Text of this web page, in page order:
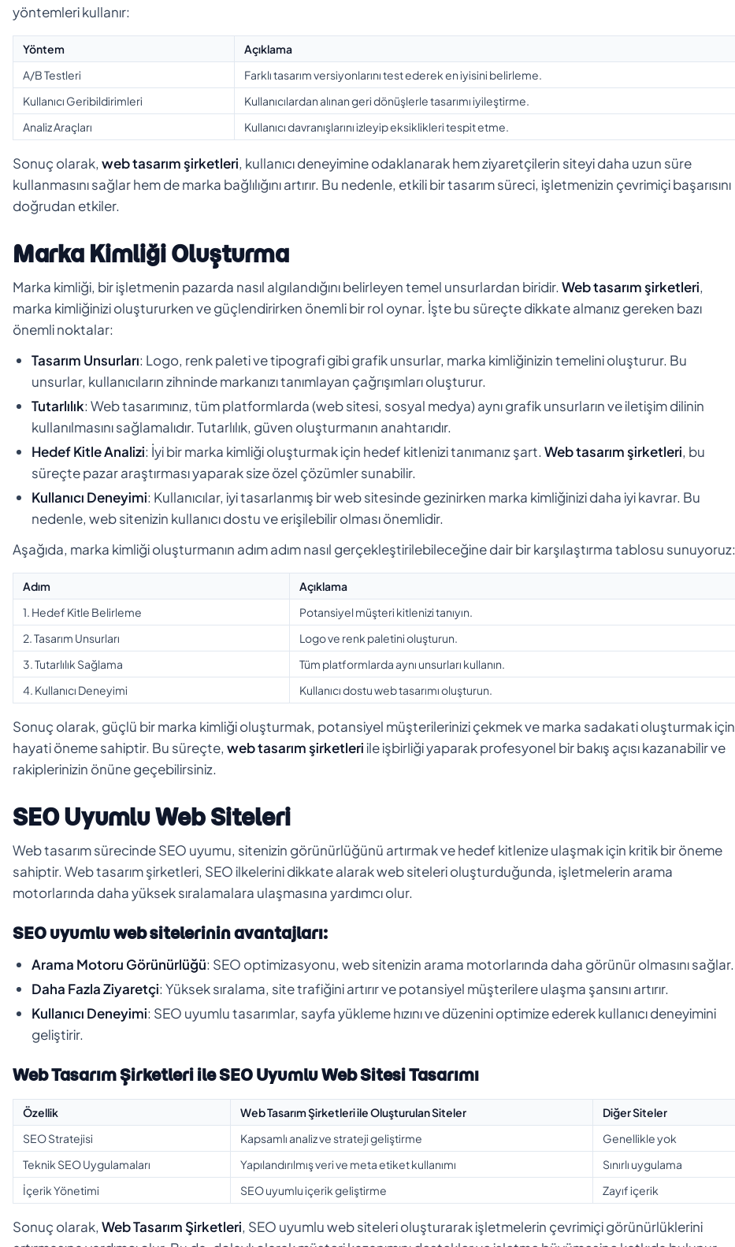
yöntemleri kullanır:
Yöntem
Açıklama
A/B Testleri
Farklı tasarım versiyonlarını test ederek en iyisini belirleme.
Kullanıcı Geribildirimleri
Kullanıcılardan alınan geri dönüşlerle tasarımı iyileştirme.
Analiz Araçları
Kullanıcı davranışlarını izleyip eksiklikleri tespit etme.
Sonuç olarak, web tasarım şirketleri, kullanıcı deneyimine odaklanarak hem ziyaretçilerin siteyi daha uzun süre
kullanmasını sağlar hem de marka bağlılığını artırır. Bu nedenle, etkili bir tasarım süreci, işletmenizin çevrimiçi başarısını
doğrudan etkiler.
Marka Kimliği Oluşturma
Marka kimliği, bir işletmenin pazarda nasıl algılandığını belirleyen temel unsurlardan biridir. Web tasarım şirketleri,
marka kimliğinizi oluştururken ve güçlendirirken önemli bir rol oynar. İşte bu süreçte dikkate almanız gereken bazı
önemli noktalar:
Tasarım Unsurları: Logo, renk paleti ve tipografi gibi grafik unsurlar, marka kimliğinizin temelini oluşturur. Bu
unsurlar, kullanıcıların zihninde markanızı tanımlayan çağrışımları oluşturur.
Tutarlılık: Web tasarımınız, tüm platformlarda (web sitesi, sosyal medya) aynı grafik unsurların ve iletişim dilinin
kullanılmasını sağlamalıdır. Tutarlılık, güven oluşturmanın anahtarıdır.
Hedef Kitle Analizi: İyi bir marka kimliği oluşturmak için hedef kitlenizi tanımanız şart. Web tasarım şirketleri, bu
süreçte pazar araştırması yaparak size özel çözümler sunabilir.
Kullanıcı Deneyimi: Kullanıcılar, iyi tasarlanmış bir web sitesinde gezinirken marka kimliğinizi daha iyi kavrar. Bu
nedenle, web sitenizin kullanıcı dostu ve erişilebilir olması önemlidir.
Aşağıda, marka kimliği oluşturmanın adım adım nasıl gerçekleştirilebileceğine dair bir karşılaştırma tablosu sunuyoruz:
Adım
Açıklama
1. Hedef Kitle Belirleme
Potansiyel müşteri kitlenizi tanıyın.
2. Tasarım Unsurları
Logo ve renk paletini oluşturun.
3. Tutarlılık Sağlama
Tüm platformlarda aynı unsurları kullanın.
4. Kullanıcı Deneyimi
Kullanıcı dostu web tasarımı oluşturun.
Sonuç olarak, güçlü bir marka kimliği oluşturmak, potansiyel müşterilerinizi çekmek ve marka sadakati oluşturmak için
hayati öneme sahiptir. Bu süreçte, web tasarım şirketleriile işbirliği yaparak profesyonel bir bakış açısı kazanabilir ve
rakiplerinizin önüne geçebilirsiniz.
SEO Uyumlu Web Siteleri
Web tasarım sürecinde SEO uyumu, sitenizin görünürlüğünü artırmak ve hedef kitlenize ulaşmak için kritik bir öneme
sahiptir. Web tasarım şirketleri, SEO ilkelerini dikkate alarak web siteleri oluşturduğunda, işletmelerin arama
motorlarında daha yüksek sıralamalara ulaşmasına yardımcı olur.
SEO uyumlu web sitelerinin avantajları:
Arama Motoru Görünürlüğü: SEO optimizasyonu, web sitenizin arama motorlarında daha görünür olmasını sağlar.
Daha Fazla Ziyaretçi: Yüksek sıralama, site trafiğini artırır ve potansiyel müşterilere ulaşma şansını artırır.
Kullanıcı Deneyimi: SEO uyumlu tasarımlar, sayfa yükleme hızını ve düzenini optimize ederek kullanıcı deneyimini
geliştirir.
Web Tasarım Şirketleri ile SEO Uyumlu Web Sitesi Tasarımı
Özellik Web Tasarım Şirketleri ile Oluşturulan Siteler
Diğer Siteler
SEO Stratejisi
Kapsamlı analiz ve strateji geliştirme
Genellikle yok
Teknik SEO Uygulamaları
Yapılandırılmış veri ve meta etiket kullanımı
Sınırlı uygulama
İçerik Yönetimi
SEO uyumlu içerik geliştirme Zayıf içerik
Sonuç olarak, Web Tasarım Şirketleri, SEO uyumlu web siteleri oluşturarak işletmelerin çevrimiçi görünürlüklerini